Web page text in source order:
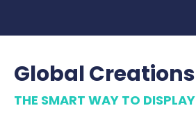
Global Creations
THE SMART WAY TO DISPLAY